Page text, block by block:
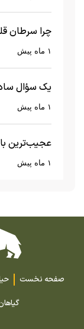
چرا سرطان
عجیبی که در۱ ماه پیش
یک سؤال
بیگ‌بنگ و۱ ماه پیش
عجیب‌ترین
گران‌قیمت۱ ماه پیش
صفحه نخست